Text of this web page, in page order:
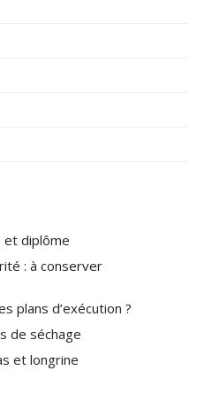
et diplôme
: à conserver
plans d’exécution ?
de séchage
et longrine